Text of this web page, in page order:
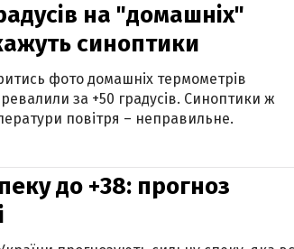
на "домашніх"
синоптики
фото домашніх термометрів
за +50 градусів. Синоптики ж
повітря – неправильне.
до +38: прогноз